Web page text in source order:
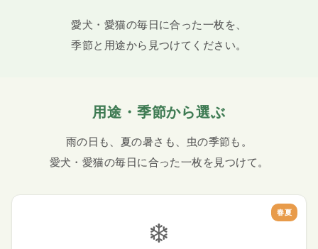
愛犬・愛猫の毎日に合った一枚を、
季節と用途から見つけてください。
用途・季節から選ぶ
雨の日も、夏の暑さも、虫の季節も。
愛犬・愛猫の毎日に合った一枚を見つけて。
春夏
❄️